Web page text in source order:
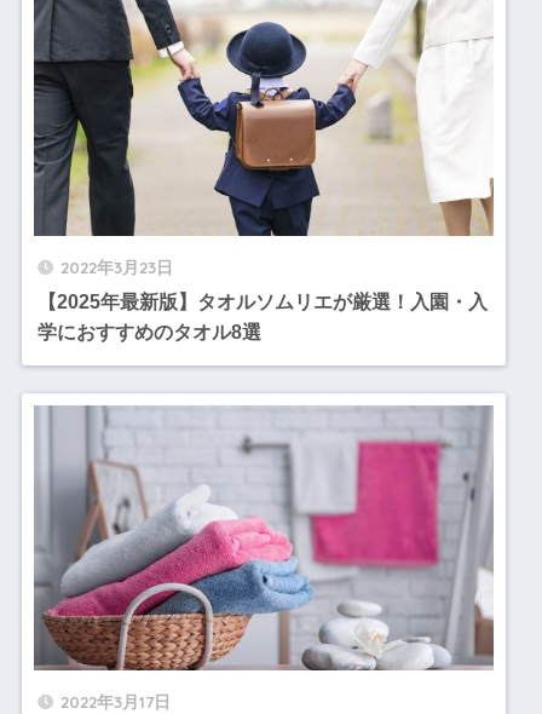
2022年3月23日
【2025年最新版】タオルソムリエが厳選！入園・入
学におすすめのタオル8選
2022年3月17日